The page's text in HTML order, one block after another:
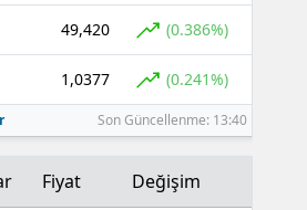
49,420 (0.386%)
1,0377 (0.241%)
Son Güncellenme: 13:40
Fiyat Değişim